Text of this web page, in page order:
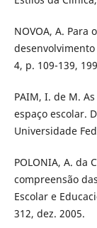
NOVOA, A. Para
4, p. 109-139,
PAIM, I. de M.
espaço escolar.
Universidade
POLONIA, A. da
compreensão
Escolar e
312, dez. 2005.